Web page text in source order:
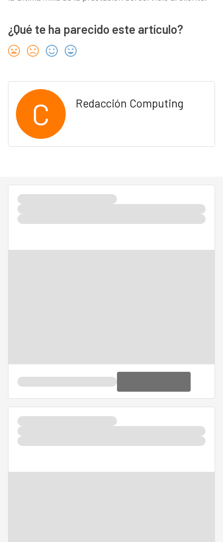
¿Qué te ha parecido este artículo?
C Redacción Computing